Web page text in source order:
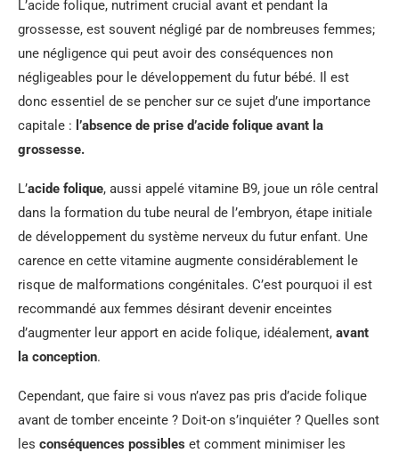
L’acide folique, nutriment crucial avant et pendant la
grossesse, est souvent négligé par de nombreuses femmes;
une négligence qui peut avoir des conséquences non
négligeables pour le développement du futur bébé. Il est
donc essentiel de se pencher sur ce sujet d’une importance
capitale : l’absence de prise d’acide folique avant la
grossesse.
L’acide folique, aussi appelé vitamine B9, joue un rôle central
dans la formation du tube neural de l’embryon, étape initiale
de développement du système nerveux du futur enfant. Une
carence en cette vitamine augmente considérablement le
risque de malformations congénitales. C’est pourquoi il est
recommandé aux femmes désirant devenir enceintes
d’augmenter leur apport en acide folique, idéalement, avant
la conception.
Cependant, que faire si vous n’avez pas pris d’acide folique
avant de tomber enceinte ? Doit-on s’inquiéter ? Quelles sont
les conséquences possibles et comment minimiser les